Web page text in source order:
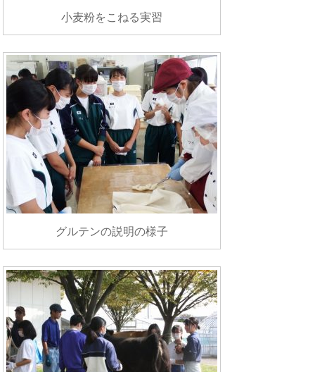
小麦粉をこねる実習
グルテンの説明の様子